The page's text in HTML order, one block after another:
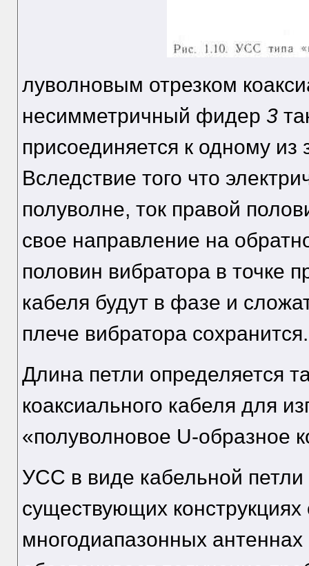
луволновым отрезком
несимметричный фидер 3
присоединяется к одному
Вследствие того что
полуволне, ток правой
свое направление на
половин вибратора в точке
кабеля будут в фазе и
плече вибратора сохранится.
Длина петли определяется
коаксиального кабеля для
«полуволновое U-образное
УСС в виде кабельной
существующих
многодиапазонных